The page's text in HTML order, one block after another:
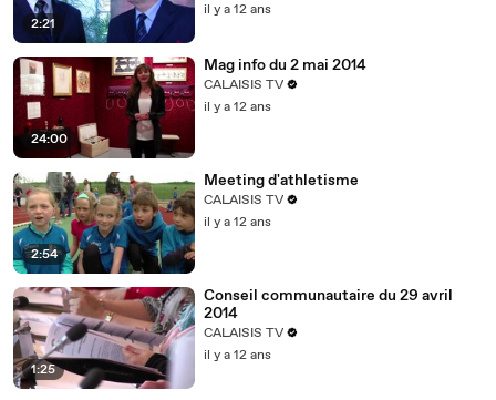
2:21
il y a 12 ans
24:00
Mag info du 2 mai 2014
CALAISIS TV
il y a 12 ans
2:54
Meeting d'athletisme
CALAISIS TV
il y a 12 ans
1:25
Conseil communautaire du 29 avril
2014
CALAISIS TV
il y a 12 ans